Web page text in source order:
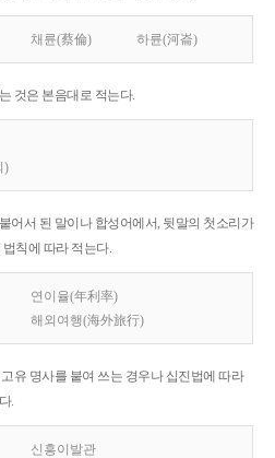
채륜(蔡倫) 하륜(河崙)
것은 본음대로 적는다.
)
어서 된 말이나 합성어에서, 뒷말의 첫소리가
법칙에 따라 적는다.
연이율(年利率)
해외여행(海外旅行)
유 명사를 붙여 쓰는 경우나 십진법에 따라
.
신흥이발관